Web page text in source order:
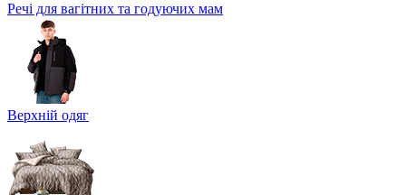
Речі для вагітних та годуючих мам
Верхній одяг